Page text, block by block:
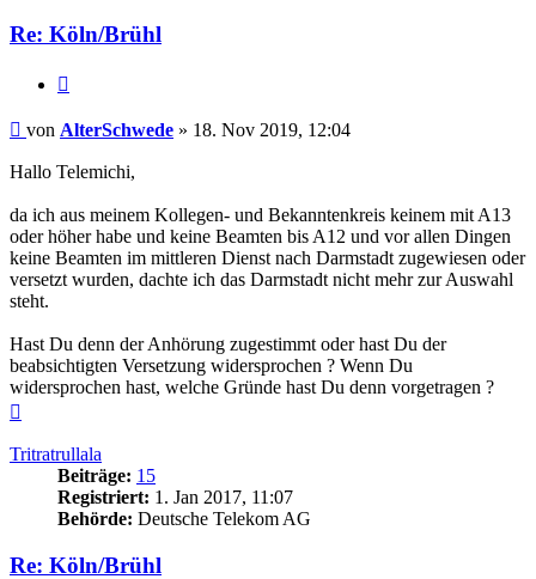
Re: Köln/Brühl
Beitrag
von AlterSchwede » 18. Nov 2019, 12:04
Hallo Telemichi,
da ich aus meinem Kollegen- und Bekanntenkreis keinem mit A13
oder höher habe und keine Beamten bis A12 und vor allen Dingen
keine Beamten im mittleren Dienst nach Darmstadt zugewiesen oder
versetzt wurden, dachte ich das Darmstadt nicht mehr zur Auswahl
steht.
Hast Du denn der Anhörung zugestimmt oder hast Du der
beabsichtigten Versetzung widersprochen ? Wenn Du
widersprochen hast, welche Gründe hast Du denn vorgetragen ?
Tritratrullala
Beiträge: 15
Registriert: 1. Jan 2017, 11:07
Behörde: Deutsche Telekom AG
Re: Köln/Brühl